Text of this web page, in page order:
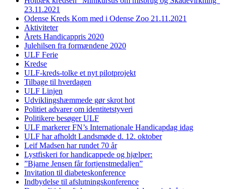
23.11.2021
Odense Kreds Kom med i Odense Zoo 21.11.2021
Aktiviteter
Årets Handicappris 2020
Julehilsen fra formændene 2020
ULF Ferie
Kredse
ULF-kreds-tolke et nyt pilotprojekt
Tilbage til hverdagen
ULF Linjen
Udviklingshæmmede gør skrot hot
Politiet advarer om identitetstyveri
Politikere besøger ULF
ULF markerer FN’s Internationale Handicapdag idag
ULF har afholdt Landsmøde d. 12. oktober
Leif Madsen har rundet 70 år
Lystfiskeri for handicappede og hjælper:
”Bjarne Jensen får fortjenstmedaljen”
Invitation til diabeteskonference
Indbydelse til afslutningskonference